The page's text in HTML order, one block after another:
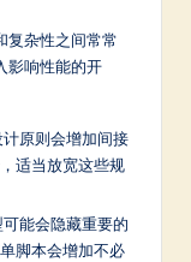
复杂性之间常常
影响性能的开
原则会增加间接
适当放宽这些规
能会隐藏重要的
脚本会增加不必